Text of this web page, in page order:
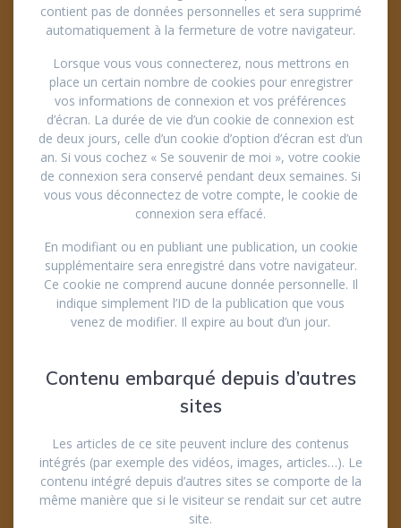
contient pas de données personnelles et sera supprimé
automatiquement à la fermeture de votre navigateur.
Lorsque vous vous connecterez, nous mettrons en
place un certain nombre de cookies pour enregistrer
vos informations de connexion et vos préférences
d’écran. La durée de vie d’un cookie de connexion est
de deux jours, celle d’un cookie d’option d’écran est d’un
an. Si vous cochez « Se souvenir de moi », votre cookie
de connexion sera conservé pendant deux semaines. Si
vous vous déconnectez de votre compte, le cookie de
connexion sera effacé.
En modifiant ou en publiant une publication, un cookie
supplémentaire sera enregistré dans votre navigateur.
Ce cookie ne comprend aucune donnée personnelle. Il
indique simplement l’ID de la publication que vous
venez de modifier. Il expire au bout d’un jour.
Contenu embarqué depuis d’autres
sites
Les articles de ce site peuvent inclure des contenus
intégrés (par exemple des vidéos, images, articles…). Le
contenu intégré depuis d’autres sites se comporte de la
même manière que si le visiteur se rendait sur cet autre
site.